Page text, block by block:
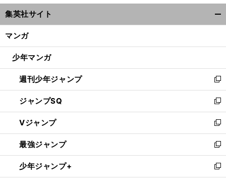
ウ
ィ
ン
ウ
開
く
集英社サイト
マンガ
少年マンガ
週刊少年ジャンプ
新
し
い
ウ
ィ
ン
ド
ウ
で
開
ジャンプSQ
新
し
い
ウ
ィ
ン
ド
ウ
Vジャンプ
新
し
い
ウ
ィ
ン
最強ジャンプ
新
し
い
ウ
少年ジャンプ+
新
し